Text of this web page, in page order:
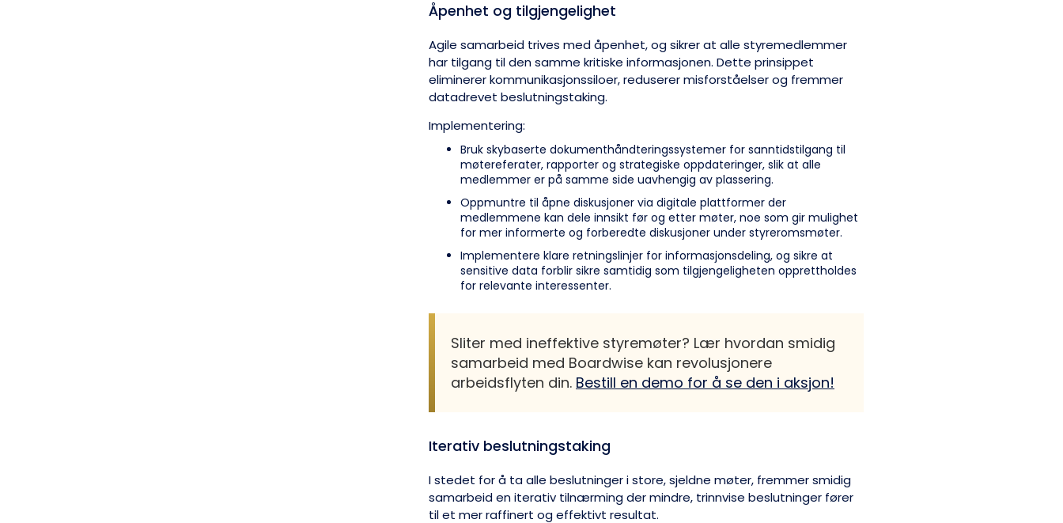
Åpenhet og tilgjengelighet
Agile samarbeid trives med åpenhet, og sikrer at alle styremedlemmer
har tilgang til den samme kritiske informasjonen. Dette prinsippet
eliminerer kommunikasjonssiloer, reduserer misforståelser og fremmer
datadrevet beslutningstaking.
Implementering:
Bruk skybaserte dokumenthåndteringssystemer for sanntidstilgang til
møtereferater, rapporter og strategiske oppdateringer, slik at alle
medlemmer er på samme side uavhengig av plassering.
Oppmuntre til åpne diskusjoner via digitale plattformer der
medlemmene kan dele innsikt før og etter møter, noe som gir mulighet
for mer informerte og forberedte diskusjoner under styreromsmøter.
Implementere klare retningslinjer for informasjonsdeling, og sikre at
sensitive data forblir sikre samtidig som tilgjengeligheten opprettholdes
for relevante interessenter.
Sliter med ineffektive styremøter? Lær hvordan smidig
samarbeid med Boardwise kan revolusjonere
arbeidsflyten din. Bestill en demo for å se den i aksjon!
Iterativ beslutningstaking
I stedet for å ta alle beslutninger i store, sjeldne møter, fremmer smidig
samarbeid en iterativ tilnærming der mindre, trinnvise beslutninger fører
til et mer raffinert og effektivt resultat.